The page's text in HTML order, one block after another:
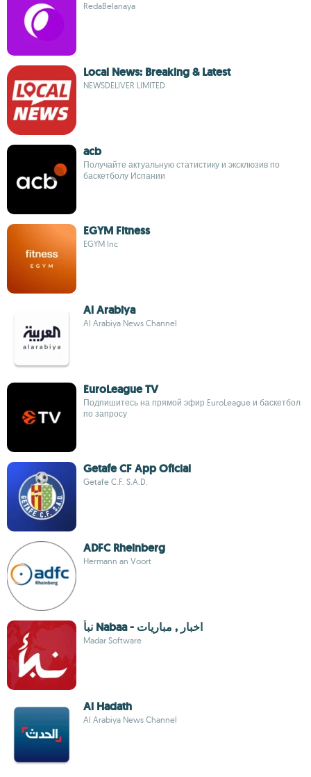
RedaBelanaya
Local News: Breaking & Latest
NEWSDELIVER LIMITED
acb
Получайте актуальную статистику и эксклюзив по
баскетболу Испании
EGYM Fitness
EGYM Inc
Al Arabiya
Al Arabiya News Channel
EuroLeague TV
Подпишитесь на прямой эфир EuroLeague и баскетбол
по запросу
Getafe CF App Oficial
Getafe C.F. S.A.D.
ADFC Rheinberg
Hermann an Voort
نبأ Nabaa - اخبار , مباريات
Madar Software
Al Hadath
Al Arabiya News Channel